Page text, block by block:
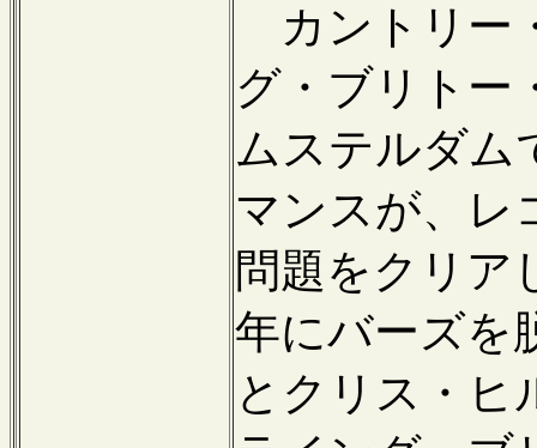
カントリー
グ・ブリトー
ムステルダム
マンスが、レ
問題をクリア
年にバーズを
とクリス・ヒ